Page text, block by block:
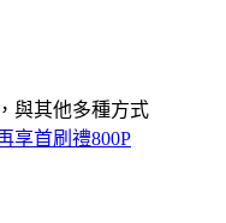
與其他多種方式
享首刷禮800P